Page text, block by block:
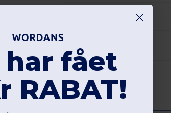
Unique
W1 France
har fået
RABAT!